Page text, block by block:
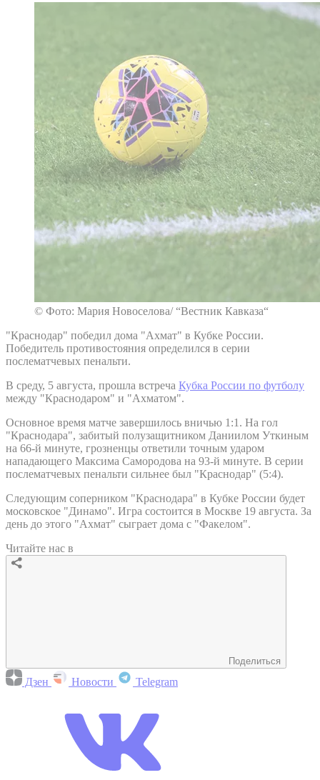
© Фото: Мария Новоселова/ “Вестник Кавказа“
"Краснодар" победил дома "Ахмат" в Кубке России.
Победитель противостояния определился в серии
послематчевых пенальти.
В среду, 5 августа, прошла встреча Кубка России по футболу
между "Краснодаром" и "Ахматом".
Основное время матче завершилось вничью 1:1. На гол
"Краснодара", забитый полузащитником Даниилом Уткиным
на 66-й минуте, грозненцы ответили точным ударом
нападающего Максима Самородова на 93-й минуте. В серии
послематчевых пенальти сильнее был "Краснодар" (5:4).
Следующим соперником "Краснодара" в Кубке России будет
московское "Динамо". Игра состоится в Москве 19 августа. За
день до этого "Ахмат" сыграет дома с "Факелом".
Читайте нас в
Поделиться
Дзен Новости Telegram